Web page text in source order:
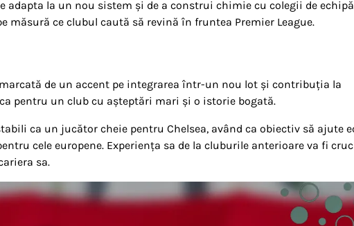
adapta la un nou sistem și de a construi chimie cu colegii de
măsură ce clubul caută să revină în fruntea Premier League.
de un accent pe integrarea într-un nou lot și contribuția la
pentru un club cu așteptări mari și o istorie bogată.
ca un jucător cheie pentru Chelsea, având ca obiectiv să ajute
cele europene. Experiența sa de la cluburile anterioare va fi
sa.